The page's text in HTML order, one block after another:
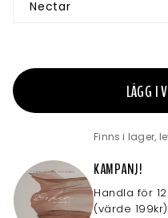
LÄGG I
Finns i lager,
KAMPANJ!
Handla för
(värde